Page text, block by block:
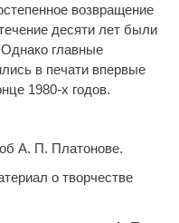
возвращение
десяти лет были
главные
в печати впервые
1980-х годов.
А. П. Платонове.
о творчестве